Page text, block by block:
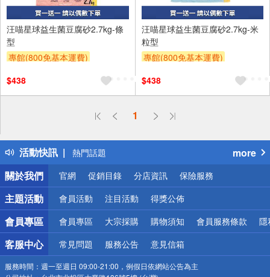
汪喵星球益生菌豆腐砂2.7kg-條
型
專館(800免基本運費)
$438
汪喵星球益生菌豆腐砂2.7kg-米
粒型
專館(800免基本運費)
$438
1
活動快訊
偏遠地區配送
得獎公告
熱門話題
銀行優惠
偏遠地區配送
詐騙網頁！請小心！
more
關於我們
官網 促銷目錄 分店資訊 保險服務
主題活動 會員活動 注目活動 得獎公佈
會員專區 會員專區 大宗採購 購物須知 會員服務條款 隱
客服中心 常見問題 服務公告 意見信箱
服務時間： 週一至週日 09:00-21:00，例假日依網站公告為主